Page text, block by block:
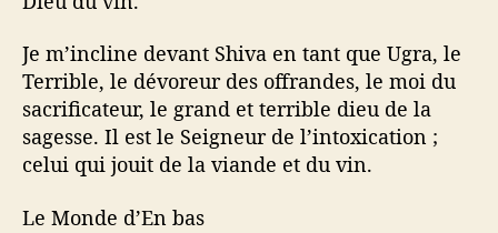
Je m’incline devant Shiva en tant que Ugra, le
Terrible, le dévoreur des offrandes, le moi du
sacrificateur, le grand et terrible dieu de la
sagesse. Il est le Seigneur de l’intoxication ;
celui qui jouit de la viande et du vin.
Le Monde d’En bas